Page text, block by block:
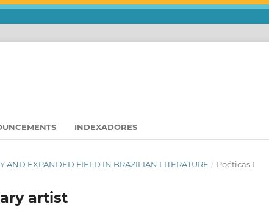
INDEXADORES
AND EXPANDED FIELD IN BRAZILIAN LITERATURE / Poéticas I
artist